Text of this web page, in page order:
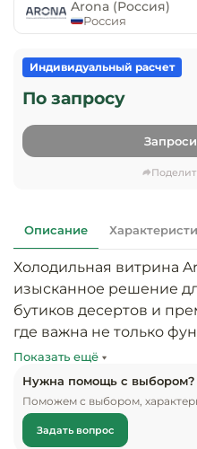
Arona (Россия)
Россия
По запросу
Индивидуальный расчет
Описание
Холодильная витрина
изысканное решение
бутиков десертов и
где важна не только
визуальное
для того, чтобы
эстетическое
покупки с первого
панорамному
Показать ещё
Нужна помощь с выбором?
Поможем с выбором,
Задать вопрос